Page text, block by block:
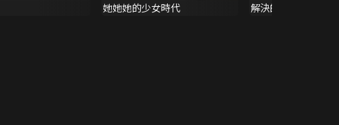
她她她的少女時代 解決師